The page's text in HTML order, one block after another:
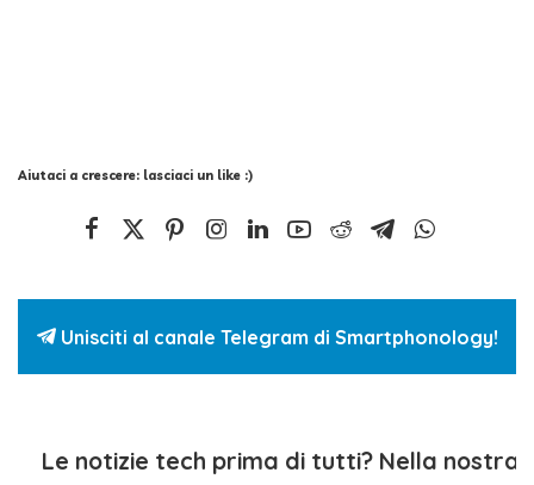
Aiutaci a crescere: lasciaci un like :)
Unisciti al canale Telegram di Smartphonology!
Le notizie tech prima di tutti? Nella nostra